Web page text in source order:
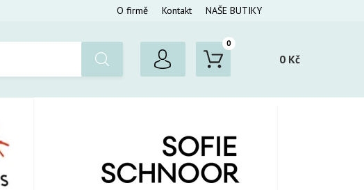
O firmě Kontakt NAŠE BUTIKY
0
0 Kč